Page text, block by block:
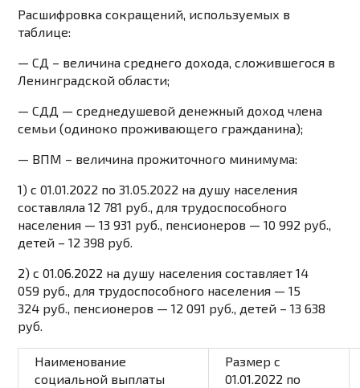
Расшифровка сокращений, используемых в
таблице:
— СД – величина среднего дохода, сложившегося в
Ленинградской области;
— СДД — среднедушевой денежный доход члена
семьи (одиноко проживающего гражданина);
— ВПМ – величина прожиточного минимума:
1) с 01.01.2022 по 31.05.2022 на душу населения
составляла 12 781 руб., для трудоспособного
населения — 13 931 руб., пенсионеров — 10 992 руб.,
детей – 12 398 руб.
2) с 01.06.2022 на душу населения составляет 14
059 руб., для трудоспособного населения — 15
324 руб., пенсионеров — 12 091 руб., детей – 13 638
руб.
Наименование
социальной выплаты
Размер с
01.01.2022 по